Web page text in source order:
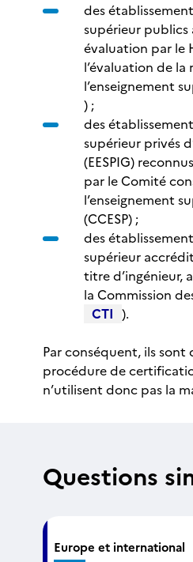
des
supérieur publics
évaluation par le
l’évaluation de
l’enseignement
) ;
des
supérieur privés
(EESPIG)
par le Comité
l’enseignement
(CCESP) ;
des
supérieur
titre d’ingénieur,
la Commission
CTI ).
Par conséquent, ils sont
procédure de
n’utilisent donc pas la
Questions
Europe et international